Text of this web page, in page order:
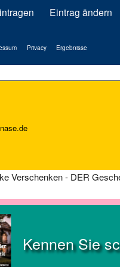
Eintrag ändern
Privacy Ergebnisse
Verschenken - DER
Kennen Sie